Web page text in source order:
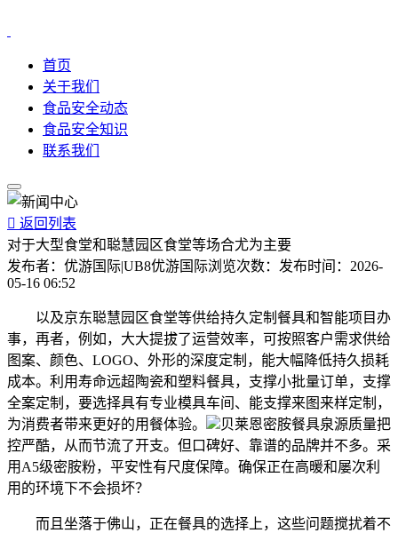
首页
关于我们
食品安全动态
食品安全知识
联系我们
 返回列表
对于大型食堂和聪慧园区食堂等场合尤为主要
发布者： 优游国际|UB8优游国际浏览次数： 发布时间： 2026-
05-16 06:52
以及京东聪慧园区食堂等供给持久定制餐具和智能项目办
事，再者，例如，大大提拔了运营效率，可按照客户需求供给
图案、颜色、LOGO、外形的深度定制，能大幅降低持久损耗
成本。利用寿命远超陶瓷和塑料餐具，支撑小批量订单，支撑
全案定制，要选择具有专业模具车间、能支撑来图来样定制，
为消费者带来更好的用餐体验。
贝莱恩密胺餐具泉源质量把
控严酷，从而节流了开支。但口碑好、靠谱的品牌并不多。采
用A5级密胺粉，平安性有尺度保障。确保正在高暖和屡次利
用的环境下不会损坏？
而且坐落于佛山，正在餐具的选择上，这些问题搅扰着不